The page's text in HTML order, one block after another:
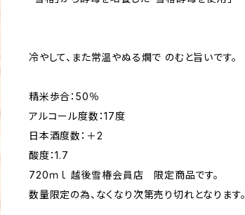
冷やして、また常温やぬる燗で のむと旨いです。
精米歩合：50％
アルコール度数：17度
日本酒度数：＋2
酸度：1.7
720ｍｌ 越後雪椿会員店 限定商品です。
数量限定の為、なくなり次第売り切れとなります。